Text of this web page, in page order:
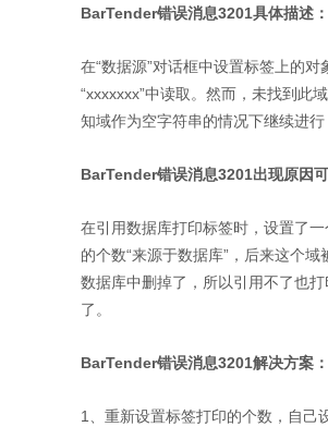
BarTender错误消息3201具体描述：
在“数据源”对话框中设置标签上的对
“xxxxxxx”中读取。然而，未找到此
知域作为空字符串的情况下继续进行
BarTender错误消息3201出现原因可
在引用数据库打印标签时，设置了
的个数“来源于数据库”，后来这个域
数据库中删掉了，所以引用不了也
了。
BarTender错误消息3201解决方案：
1、重新设置标签打印的个数，自己